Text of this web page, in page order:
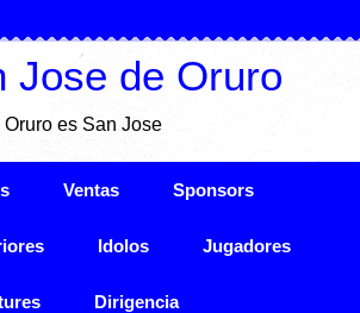
Jose de Oruro
es San Jose
Ventas Sponsors
Idolos Jugadores
Dirigencia